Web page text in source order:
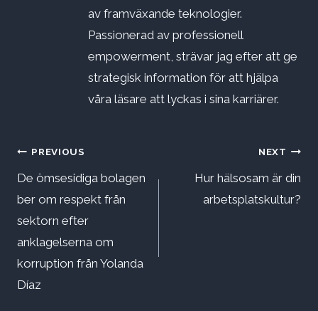
av framväxande teknologier.
Passionerad av professionell
empowerment, strävar jag efter att ge
strategisk information för att hjälpa
våra läsare att lyckas i sina karriärer.
Inläggsnavigering
PREVIOUS
De ömsesidiga bolagen
ber om respekt från
sektorn efter
anklagelserna om
korruption från Yolanda
Díaz
NEXT
Hur hälsosam är din
arbetsplatskultur?